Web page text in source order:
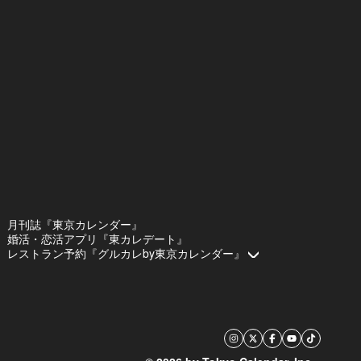
月刊誌『東京カレンダー』
婚活・恋活アプリ『東カレデート』
レストラン予約『グルカレby東京カレンダー』